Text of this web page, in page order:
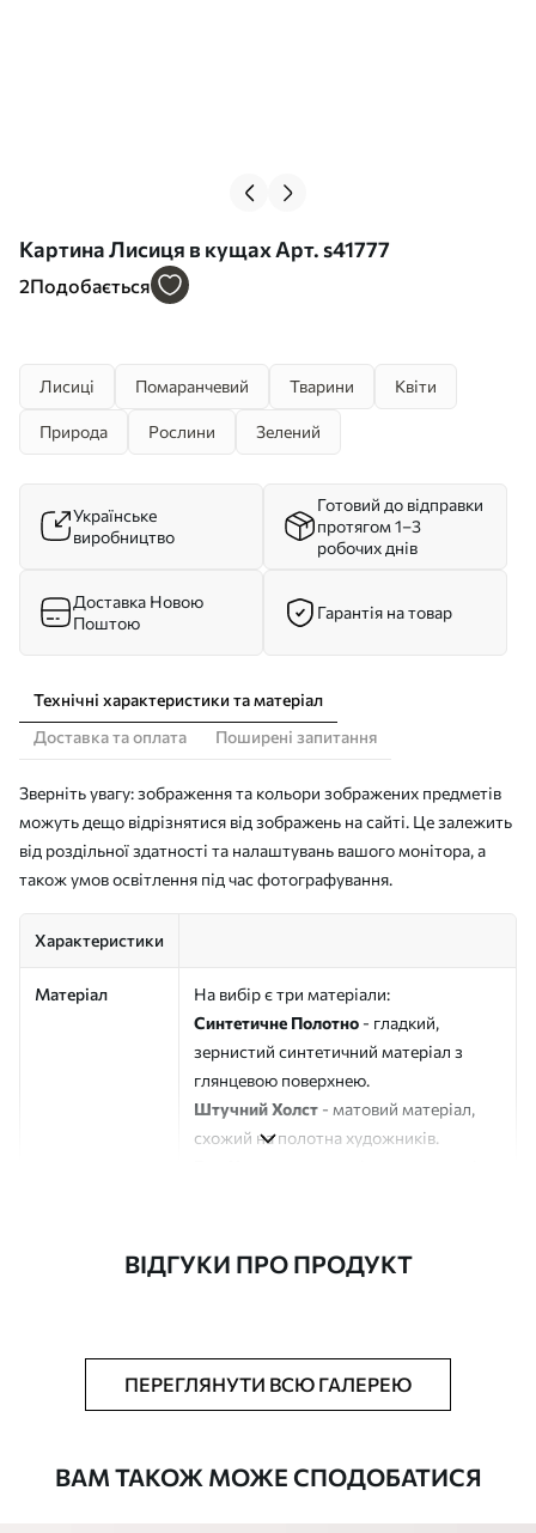
Картина Лисиця в кущах Арт. s41777
2Подобається
Лисиці Помаранчевий Тварини Квіти
Природа Рослини Зелений
Українське
виробництво
Готовий до відправки
протягом 1–3
робочих днів
Доставка Новою
Поштою
Гарантія на товар
Технічні характеристики та матеріал
Доставка та оплата
Поширені запитання
Зверніть увагу: зображення та кольори зображених предметів
можуть дещо відрізнятися від зображень на сайті. Це залежить
від роздільної здатності та налаштувань вашого монітора, а
також умов освітлення під час фотографування.
Характеристики
Матеріал
На вибір є три матеріали:
Синтетичне Полотно - гладкий,
зернистий синтетичний матеріал з
глянцевою поверхнею.
Штучний Холст - матовий матеріал,
схожий на полотна художників.
Додатково Можна додати лакове покриття.
ВІДГУКИ ПРО ПРОДУКТ
ПЕРЕГЛЯНУТИ ВСЮ ГАЛЕРЕЮ
ВАМ ТАКОЖ МОЖЕ СПОДОБАТИСЯ